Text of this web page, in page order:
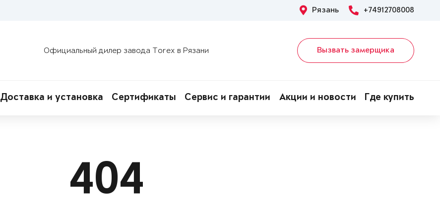
Рязань +74912708008
Официальный дилер завода Torex в Рязани Вызвать замерщика
Доставка и установка Сертификаты Сервис и гарантии Акции и новости Где купить
404